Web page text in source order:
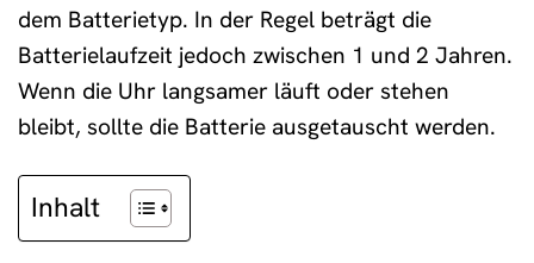
dem Batterietyp. In der Regel beträgt die
Batterielaufzeit jedoch zwischen 1 und 2 Jahren.
Wenn die Uhr langsamer läuft oder stehen
bleibt, sollte die Batterie ausgetauscht werden.
Inhalt